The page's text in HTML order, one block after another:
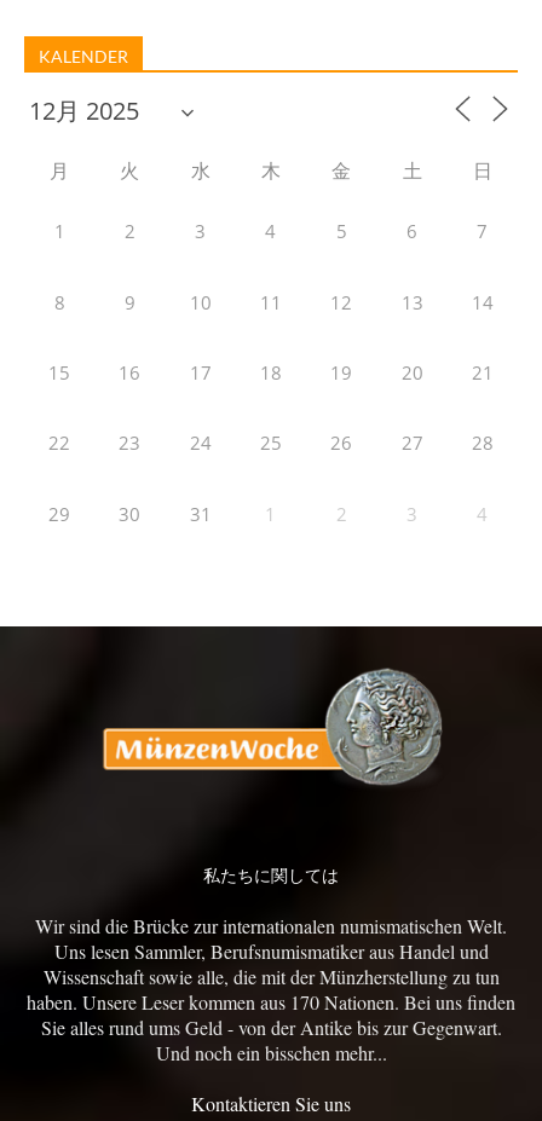
KALENDER
月 火 水 木 金 土 日
1 2 3 4 5 6 7
8 9 10 11 12 13 14
15 16 17 18 19 20 21
22 23 24 25 26 27 28
29 30 31 1 2 3 4
私たちに関しては
Wir sind die Brücke zur internationalen numismatischen Welt.
Uns lesen Sammler, Berufsnumismatiker aus Handel und
Wissenschaft sowie alle, die mit der Münzherstellung zu tun
haben. Unsere Leser kommen aus 170 Nationen. Bei uns finden
Sie alles rund ums Geld - von der Antike bis zur Gegenwart.
Und noch ein bisschen mehr...
Kontaktieren Sie uns